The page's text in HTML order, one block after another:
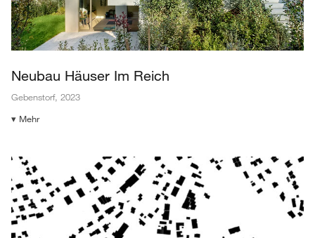
Neubau Häuser Im Reich
Gebenstorf, 2023
▾ Mehr